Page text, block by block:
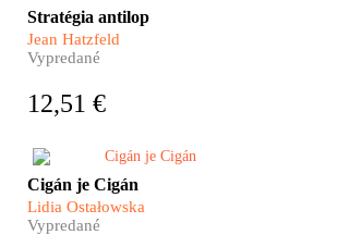
Dvadsať rokov po strašnom
rwandskom vraždení sa Jean
Hatzfeld vracia na miesta
teroru. Pýta sa a rovnako
tých, ktorí držali rukoväte
dotýkali ich čepele.
Stratégia antilop
Jean Hatzfeld
Vypredané
12,51 €
Žiaden postkomunistický štát
nevypracoval zmysluplný
model spolunažívania s
rómskou menšinou, ktorá v
Cigán je Cigán
Lidia Ostałowska
Vypredané